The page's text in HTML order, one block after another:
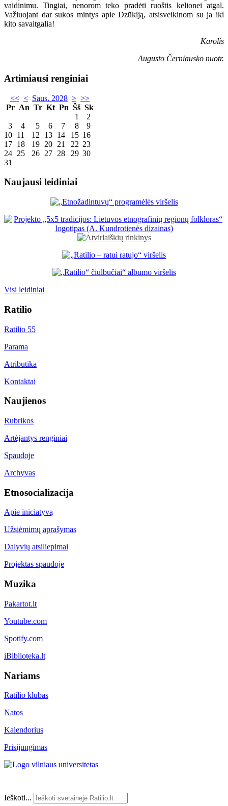
vaidinimu. Tingiai, nenorom teko pradėti ruoštis kelionei atgal.
Važiuojant dar sukos mintys apie Dzūkiją, atsisveikinom su ja iki
kito savaitgalia!
Karolis
Augusto Černiausko nuotr.
Artimiausi renginiai
<< < Saus. 2028 > >>
Pr An Tr Kt Pn Šš Sk
1
2
3
4 5 6 7 8
9
10 11 12 13 14 15 16
17 18 19 20 21 22 23
24 25 26 27 28 29 30
31
Naujausi leidiniai
Visi leidiniai
Ratilio
Ratilio 55
Parama
Atributika
Kontaktai
Naujienos
Rubrikos
Artėjantys renginiai
Spaudoje
Archyvas
Etnosocializacija
Apie iniciatyvą
Užsiėmimų aprašymas
Dalyvių atsiliepimai
Projektas spaudoje
Muzika
Pakartot.lt
Youtube.com
Spotify.com
iBiblioteka.lt
Nariams
Ratilio klubas
Natos
Kalendorius
Prisijungimas
Ieškoti...